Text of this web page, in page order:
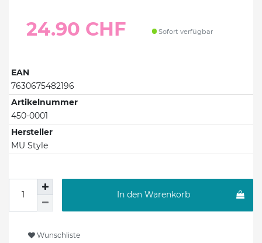
24.90 CHF Sofort verfügbar
EAN
7630675482196
Artikelnummer
450-0001
Hersteller
MU Style
In den Warenkorb
Wunschliste